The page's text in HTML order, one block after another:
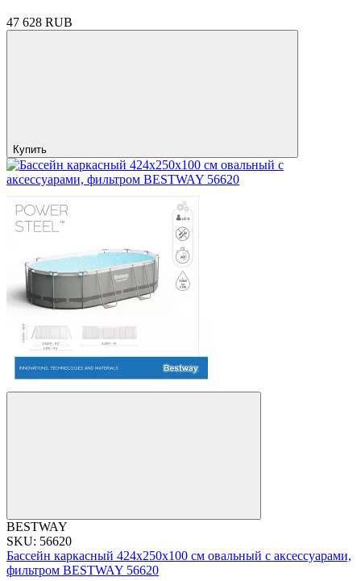
47 628 RUB
Купить
BESTWAY
SKU: 56620
Бассейн каркасный 424x250x100 см овальный с аксессуарами,
фильтром BESTWAY 56620